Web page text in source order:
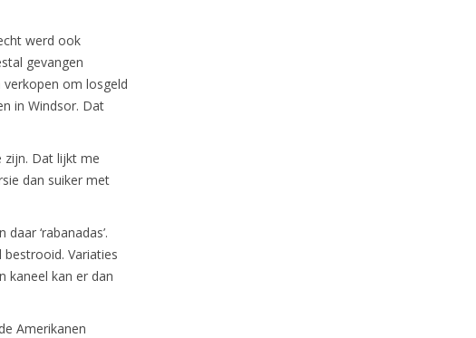
werd ook
gevangen
om losgeld
in Windsor. Dat
zijn. Dat lijkt me
dan suiker met
‘rabanadas’.
Variaties
kaneel kan er dan
Amerikanen